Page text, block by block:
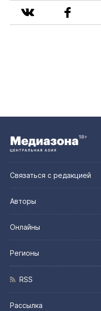
Связаться с редакцией
Авторы
Онлайны
Регионы
RSS
Рассылка